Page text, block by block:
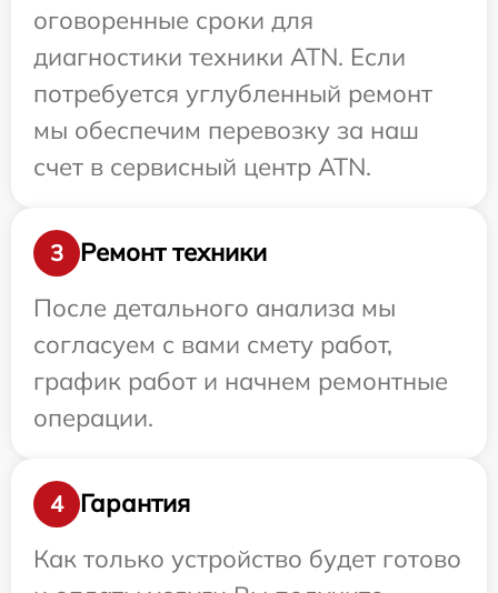
оговоренные сроки для
диагностики техники ATN. Если
потребуется углубленный ремонт
мы обеспечим перевозку за наш
счет в сервисный центр ATN.
3
Ремонт техники
После детального анализа мы
согласуем с вами смету работ,
график работ и начнем ремонтные
операции.
4
Гарантия
Как только устройство будет готово